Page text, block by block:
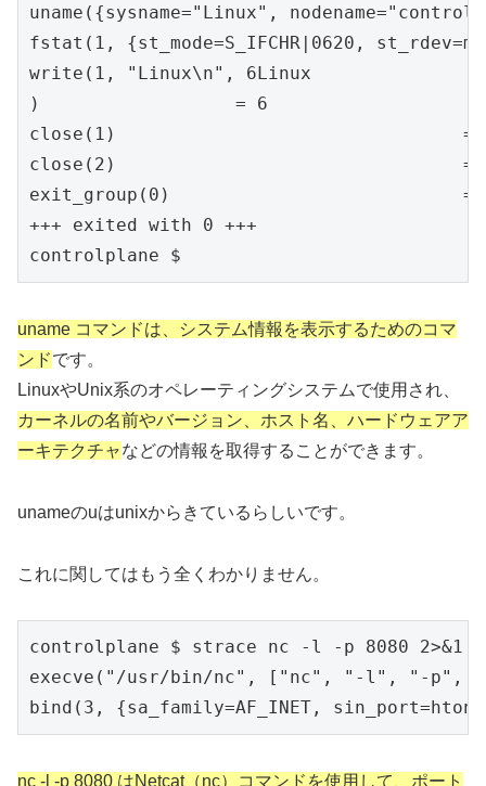
uname({sysname="Linux",
fstat(1, {st_mode=S_IFCHR|0620,
write(1, "Linux\n", 6Linux
)                  = 6
close(1)                                =
close(2)                                =
exit_group(0)                           =
+++ exited with 0 +++
controlplane $
uname コマンドは、システム情報を表示するためのコマ
ンドです。
LinuxやUnix系のオペレーティングシステムで使用され、
カーネルの名前やバージョン、ホスト名、ハードウェアア
ーキテクチャなどの情報を取得することができます。
unameのuはunixからきているらしいです。
これに関してはもう全くわかりません。
controlplane $ strace nc -l -p 8080 2>&1 |
execve("/usr/bin/nc", ["nc", "-l", "-p",
bind(3, {sa_family=AF_INET,
nc -l -p 8080 はNetcat（nc）コマンドを使用して、ポート